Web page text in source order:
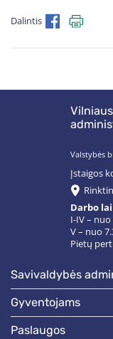
Dalintis
Valstybės
Įstaigos
Darbo
I-IV – nuo
V – nuo
Pietų
savivaldybės
gyventojams
paslaugos